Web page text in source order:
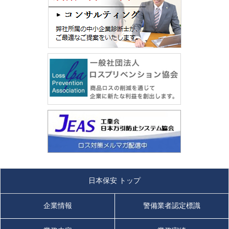
日本保安 トップ
企業情報 警備業者認定標識